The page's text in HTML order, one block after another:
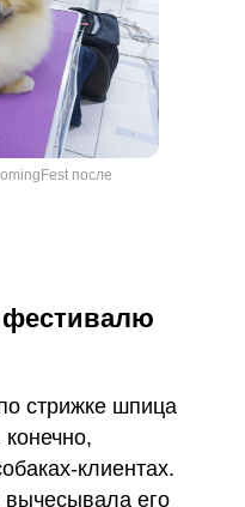
после
стрижке шпица
клиентах.
его